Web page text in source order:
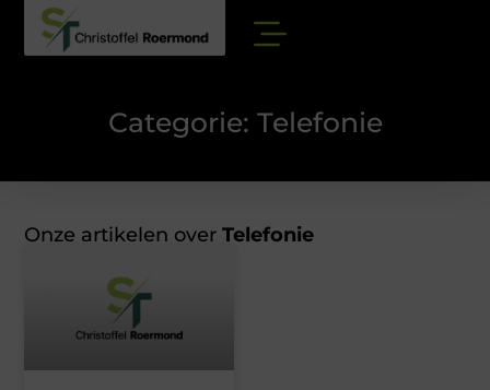
Categorie: Telefonie
Onze artikelen overTelefonie